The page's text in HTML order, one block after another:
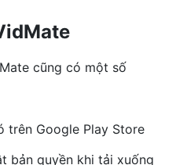
cũng có một số
trên Google Play Store
bản quyền khi tải xuống